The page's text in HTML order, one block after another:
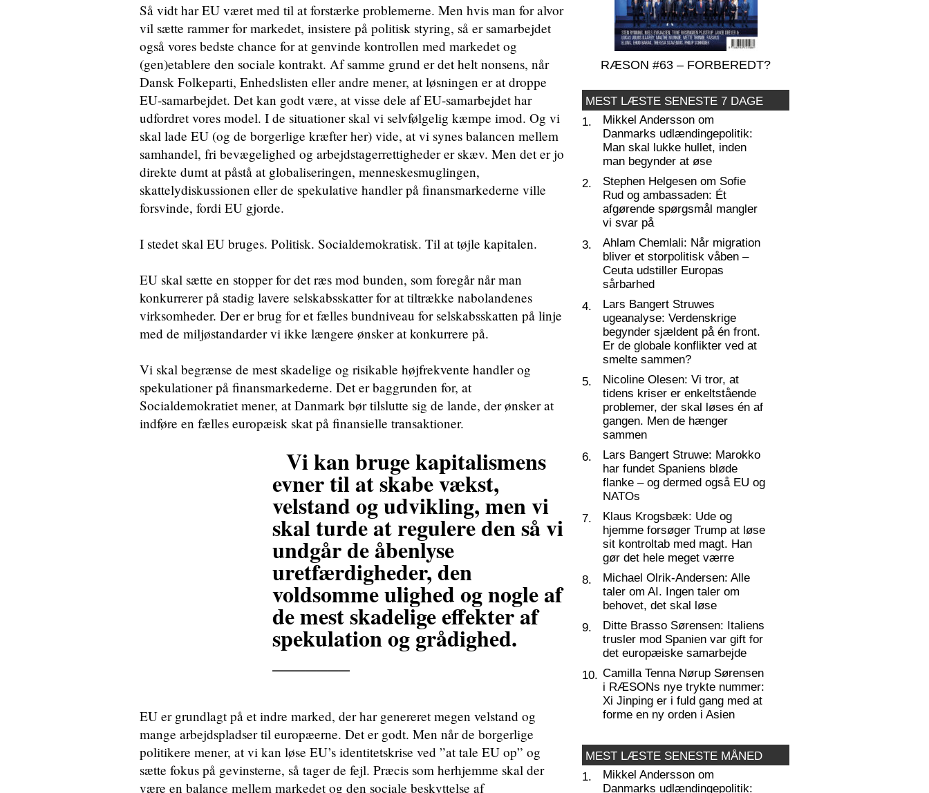
Så vidt har EU været med til at forstærke problemerne. Men hvis man for alvor
vil sætte rammer for markedet, insistere på politisk styring, så er samarbejdet
også vores bedste chance for at genvinde kontrollen med markedet og
(gen)etablere den sociale kontrakt. Af samme grund er det helt nonsens, når
Dansk Folkeparti, Enhedslisten eller andre mener, at løsningen er at droppe
EU-samarbejdet. Det kan godt være, at visse dele af EU-samarbejdet har
udfordret vores model. I de situationer skal vi selvfølgelig kæmpe imod. Og vi
skal lade EU (og de borgerlige kræfter her) vide, at vi synes balancen mellem
samhandel, fri bevægelighed og arbejdstagerrettigheder er skæv. Men det er jo
direkte dumt at påstå at globaliseringen, menneskesmuglingen,
skattelydiskussionen eller de spekulative handler på finansmarkederne ville
forsvinde, fordi EU gjorde.
I stedet skal EU bruges. Politisk. Socialdemokratisk. Til at tøjle kapitalen.
EU skal sætte en stopper for det ræs mod bunden, som foregår når man
konkurrerer på stadig lavere selskabsskatter for at tiltrække nabolandenes
virksomheder. Der er brug for et fælles bundniveau for selskabsskatten på linje
med de miljøstandarder vi ikke længere ønsker at konkurrere på.
Vi skal begrænse de mest skadelige og risikable højfrekvente handler og
spekulationer på finansmarkederne. Det er baggrunden for, at
Socialdemokratiet mener, at Danmark bør tilslutte sig de lande, der ønsker at
indføre en fælles europæisk skat på finansielle transaktioner.
Vi kan bruge kapitalismens
evner til at skabe vækst,
velstand og udvikling, men vi
skal turde at regulere den så vi
undgår de åbenlyse
uretfærdigheder, den
voldsomme ulighed og nogle af
de mest skadelige effekter af
spekulation og grådighed.
_______
EU er grundlagt på et indre marked, der har genereret megen velstand og
mange arbejdspladser til europæerne. Det er godt. Men når de borgerlige
politikere mener, at vi kan løse EU’s identitetskrise ved ”at tale EU op” og
sætte fokus på gevinsterne, så tager de fejl. Præcis som herhjemme skal der
være en balance mellem markedet og den sociale beskyttelse af
RÆSON #63 – FORBEREDT?
MEST LÆSTE SENESTE 7 DAGE
1.
Mikkel Andersson om
Danmarks udlændingepolitik:
Man skal lukke hullet, inden
man begynder at øse
2.
Stephen Helgesen om Sofie
Rud og ambassaden: Ét
afgørende spørgsmål mangler
vi svar på
3.
Ahlam Chemlali: Når migration
bliver et storpolitisk våben –
Ceuta udstiller Europas
sårbarhed
4.
Lars Bangert Struwes
ugeanalyse: Verdenskrige
begynder sjældent på én front.
Er de globale konflikter ved at
smelte sammen?
5.
Nicoline Olesen: Vi tror, at
tidens kriser er enkeltstående
problemer, der skal løses én af
gangen. Men de hænger
sammen
6.
Lars Bangert Struwe: Marokko
har fundet Spaniens bløde
flanke – og dermed også EU og
NATOs
7.
Klaus Krogsbæk: Ude og
hjemme forsøger Trump at løse
sit kontroltab med magt. Han
gør det hele meget værre
8.
Michael Olrik-Andersen: Alle
taler om AI. Ingen taler om
behovet, det skal løse
9.
Ditte Brasso Sørensen: Italiens
trusler mod Spanien var gift for
det europæiske samarbejde
10. Camilla Tenna Nørup Sørensen
i RÆSONs nye trykte nummer:
Xi Jinping er i fuld gang med at
forme en ny orden i Asien
MEST LÆSTE SENESTE MÅNED
1.
Mikkel Andersson om
Danmarks udlændingepolitik: